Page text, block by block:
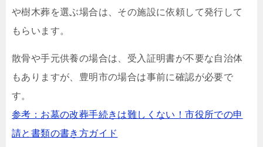
や樹木葬を選ぶ場合は、その施設に依頼して発行して
もらいます。
散骨や手元供養の場合は、受入証明書が不要な自治体
もありますが、豊明市の場合は事前に確認が必要で
す。
参考：お墓の改葬手続きは難しくない！市役所での申
請と書類の書き方ガイド